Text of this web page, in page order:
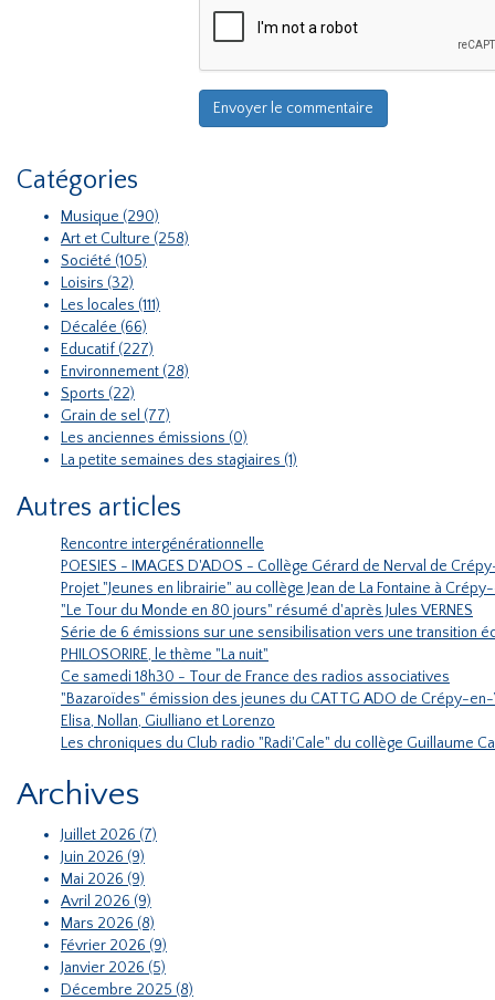
Catégories
Musique (290)
Art et Culture (258)
Société (105)
Loisirs (32)
Les locales (111)
Décalée (66)
Educatif (227)
Environnement (28)
Sports (22)
Grain de sel (77)
Les anciennes émissions (0)
La petite semaines des stagiaires (1)
Autres articles
Rencontre intergénérationnelle
POESIES - IMAGES D'ADOS - Collège Gérard de Nerval de
Projet "Jeunes en librairie" au collège Jean de La Fontaine à
"Le Tour du Monde en 80 jours" résumé d'après Jules VERNES
Série de 6 émissions sur une sensibilisation vers une transition
PHILOSORIRE, le thème "La nuit"
Ce samedi 18h30 - Tour de France des radios associatives
"Bazaroïdes" émission des jeunes du CATTG ADO de Crépy-
Elisa, Nollan, Giulliano et Lorenzo
Les chroniques du Club radio "Radi'Cale" du collège Guillaume
Archives
Juillet 2026 (7)
Juin 2026 (9)
Mai 2026 (9)
Avril 2026 (9)
Mars 2026 (8)
Février 2026 (9)
Janvier 2026 (5)
Décembre 2025 (8)